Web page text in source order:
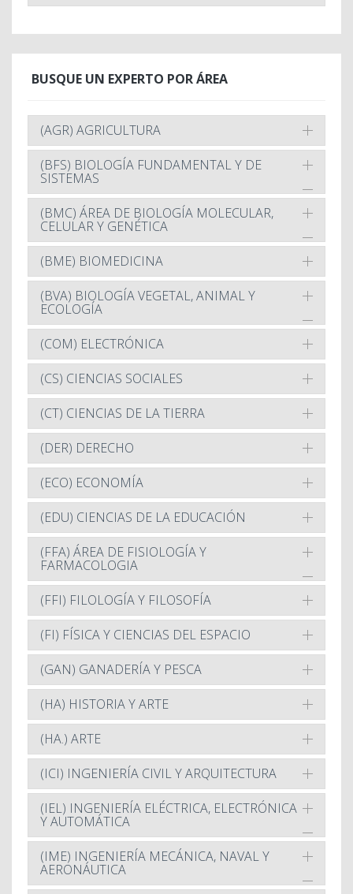
BUSQUE UN EXPERTO POR ÁREA
(AGR) AGRICULTURA
(BFS) BIOLOGÍA FUNDAMENTAL Y DE
SISTEMAS
(BMC) ÁREA DE BIOLOGÍA MOLECULAR,
CELULAR Y GENÉTICA
(BME) BIOMEDICINA
(BVA) BIOLOGÍA VEGETAL, ANIMAL Y
ECOLOGÍA
(COM) ELECTRÓNICA
(CS) CIENCIAS SOCIALES
(CT) CIENCIAS DE LA TIERRA
(DER) DERECHO
(ECO) ECONOMÍA
(EDU) CIENCIAS DE LA EDUCACIÓN
(FFA) ÁREA DE FISIOLOGÍA Y
FARMACOLOGIA
(FFI) FILOLOGÍA Y FILOSOFÍA
(FI) FÍSICA Y CIENCIAS DEL ESPACIO
(GAN) GANADERÍA Y PESCA
(HA) HISTORIA Y ARTE
(HA.) ARTE
(ICI) INGENIERÍA CIVIL Y ARQUITECTURA
(IEL) INGENIERÍA ELÉCTRICA, ELECTRÓNICA
Y AUTOMÁTICA
(IME) INGENIERÍA MECÁNICA, NAVAL Y
AERONÁUTICA